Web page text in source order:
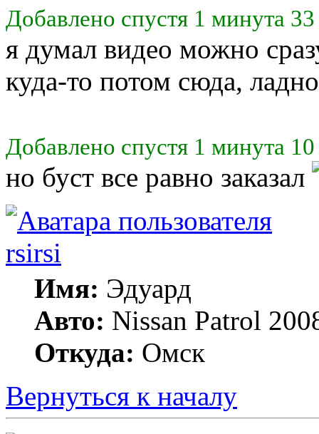
Добавлено спустя 1 минута
я думал видео можно
куда-то потом сюда,
Добавлено спустя 1 минута
но буст все равно заказал
rsirsi
Имя: Эдуард
Авто: Nissan Patrol
Откуда: Омск
Вернуться к началу